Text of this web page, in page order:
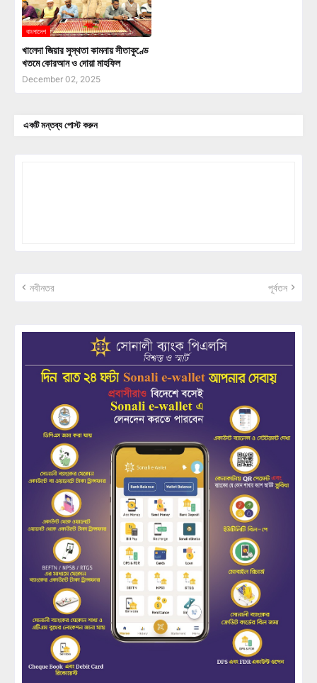
বাংলাদেশ
খালেদা জিয়ার সুস্থতা কামনায় সীতাকুণ্ডে
খতমে কোরআন ও দোয়া মাহফিল
December 02, 2025
একটি মন্তব্য পোস্ট করুন
নবীনতর পূর্বতন